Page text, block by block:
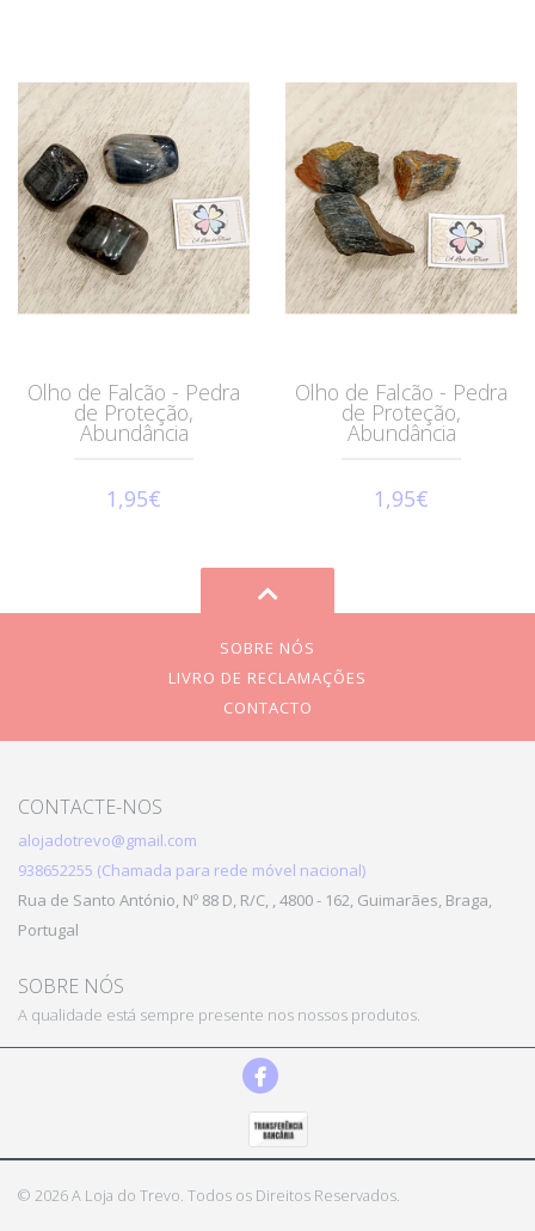
Olho de Falcão - Pedra
de Proteção,
Abundância
1,95€
Olho de Falcão - Pedra
de Proteção,
Abundância
1,95€
SOBRE NÓS
LIVRO DE RECLAMAÇÕES
CONTACTO
CONTACTE-NOS
alojadotrevo@gmail.com
938652255 (Chamada para rede móvel nacional)
Rua de Santo António, Nº 88 D, R/C, , 4800 - 162, Guimarães, Braga,
Portugal
SOBRE NÓS
A qualidade está sempre presente nos nossos produtos.
© 2026 A Loja do Trevo. Todos os Direitos Reservados.